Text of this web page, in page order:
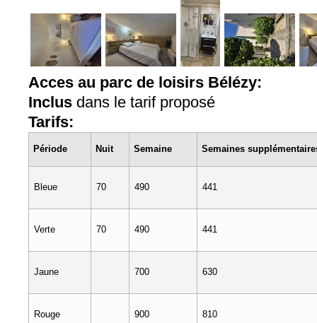
Acces au parc de loisirs Bélézy:
Inclus dans le tarif proposé
Tarifs:
Période Nuit Semaine Semaines
Bleue 70 490 441
Verte 70 490 441
Jaune 700 630
Rouge 900 810